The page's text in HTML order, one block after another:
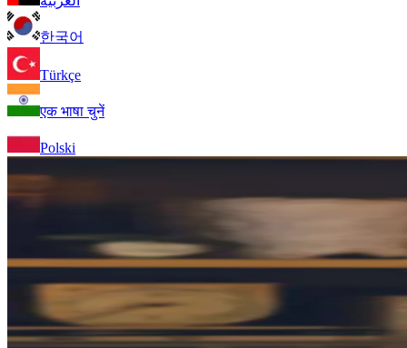
한국어
Türkçe
एक भाषा चुनें
Polski